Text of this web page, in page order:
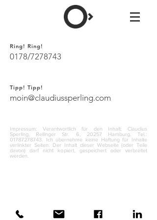
Ring! Ring!
0178/7278743
Tipp! Tipp!
moin@claudiussperling.com
Impressum: Verantwortlich für den Inhalt: Claudius
Sperling, Rellinger Str. 6, 20257 Hamburg. Tel.:
01787278743
Ich übernehme keine Haftung für Inhalte
verlinkter Seiten. Der Inhalt dieser Webseite (oder Teile
davon) darf nicht kopiert, gespeichert oder verbreitet
werden.